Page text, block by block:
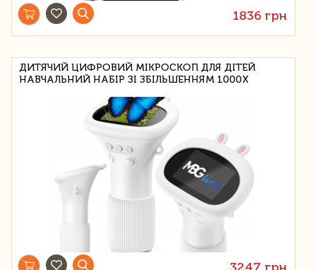
1836 грн
ДИТЯЧИЙ ЦИФРОВИЙ МІКРОСКОП ДЛЯ ДІТЕЙ
НАВЧАЛЬНИЙ НАБІР ЗІ ЗБІЛЬШЕННЯМ 1000X